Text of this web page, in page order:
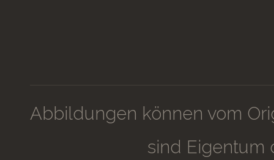
Abbildungen können vom
sind Eigentum